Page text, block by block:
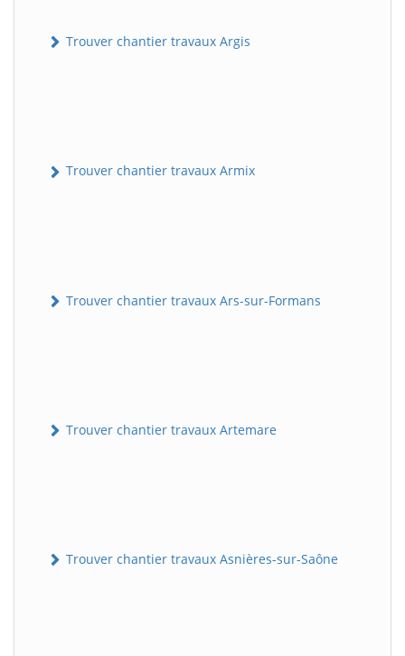
Trouver chantier travaux Argis
Trouver chantier travaux Armix
Trouver chantier travaux Ars-sur-Formans
Trouver chantier travaux Artemare
Trouver chantier travaux Asnières-sur-Saône